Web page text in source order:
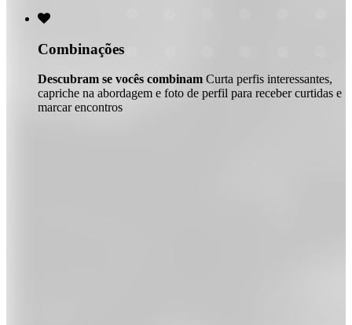

Combinações
Descubram se vocês combinam Curta perfis interessantes,
capriche na abordagem e foto de perfil para receber curtidas e
marcar encontros